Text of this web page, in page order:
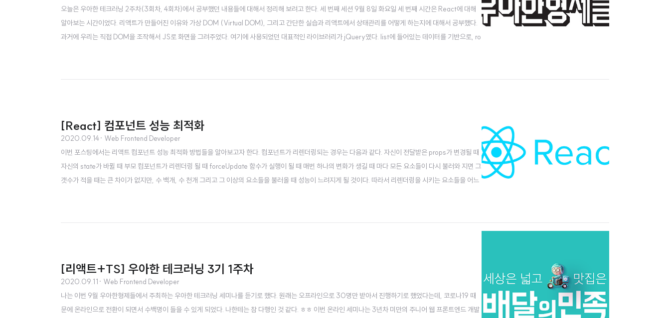
오늘은 우아한 테크러닝 2주차(3회차, 4회차)에서 공부했던 내용들에 대해서 정리해 보려고 한다. 세 번째 세션 9월 8일 화요일 세 번째 시간은 React에 대해
알아보는 시간이었다. 리액트가 만들어진 이유와 가상 DOM (Virtual DOM), 그리고 간단한 실습과 리액트에서 상태관리를 어떻게 하는지에 대해서 공부했다.
과거에 우리는 직접 DOM을 조작해서 JS로 화면을 그려주었다. 여기에 사용되었던 대표적인 라이브러리가 jQuery였다. list에 들어있는 데이터를 기반으로, ro
[React] 컴포넌트 성능 최적화
2020.09.14· Web Frontend Developer
이번 포스팅에서는 리액트 컴포넌트 성능 최적화 방법들을 알아보고자 한다. 컴포넌트가 리렌더링되는 경우는 다음과 같다. 자신이 전달받은 props가 변경될 때
자신의 state가 바뀔 때 부모 컴포넌트가 리렌더링 될 때 forceUpdate 함수가 실행이 될 때 매번 하나의 변화가 생길 때 마다 모든 요소들이 다시 불러와 지면 그
갯수가 적을 때는 큰 차이가 없지만, 수 백개, 수 천개 그리고 그 이상의 요소들을 불러올 때 성능이 느려지게 될 것이다. 따라서 리렌더링을 시키는 요소들을 어느
[리액트+TS] 우아한 테크러닝 3기 1주차
2020.09.11 · Web Frontend Developer
나는 이번 9월 우아한형제들에서 주최하는 우아한 테크러닝 세미나를 듣기로 했다. 원래는 오프라인으로 30명만 받아서 진행하기로 했었다는데, 코로나19 때
문에 온라인으로 전환이 되면서 수백명이 들을 수 있게 되었다. 나한테는 참 다행인 것 같다. ㅎㅎ 이번 온라인 세미나는 3년차 미만의 주니어 웹 프론트엔드 개발